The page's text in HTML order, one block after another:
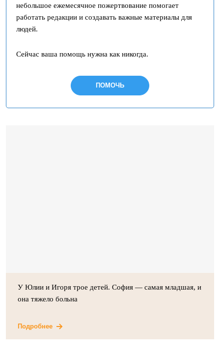
небольшое ежемесячное пожертвование помогает
работать редакции и создавать важные материалы для
людей.
Сейчас ваша помощь нужна как никогда.
ПОМОЧЬ
У Юлии и Игоря трое детей. София — самая младшая, и
она тяжело больна
Подробнее